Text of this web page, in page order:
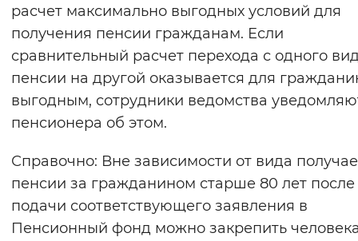
расчет максимально выгодных условий для
получения пенсии гражданам. Если
сравнительный расчет перехода с одного
пенсии на другой оказывается для
выгодным, сотрудники ведомства
пенсионера об этом.
Справочно: Вне зависимости от вида
пенсии за гражданином старше 80 лет после
подачи соответствующего заявления в
Пенсионный фонд можно закрепить